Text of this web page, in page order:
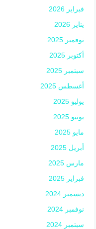
فبراير 2026
يناير 2026
نوفمبر 2025
أكتوبر 2025
سبتمبر 2025
أغسطس 2025
يوليو 2025
يونيو 2025
مايو 2025
أبريل 2025
مارس 2025
فبراير 2025
ديسمبر 2024
نوفمبر 2024
سبتمبر 2024